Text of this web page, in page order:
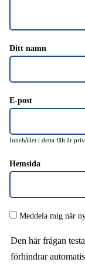
Ditt namn
E-post
Innehållet i detta fält är
Hemsida
Meddela mig när
Den här frågan
förhindrar